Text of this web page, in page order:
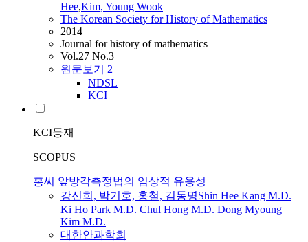
Hee,Kim, Young Wook
The Korean Society for History of Mathematics
2014
Journal for history of mathematics
Vol.27 No.3
원문보기 2
NDSL
KCI
KCI등재
SCOPUS
홍씨 앞방각측정법의 임상적 유용성
강신희, 박기호, 홍철, 김동명Shin Hee Kang M.D.
Ki Ho Park M.D. Chul Hong M.D. Dong Myoung
Kim M.D.
대한안과학회